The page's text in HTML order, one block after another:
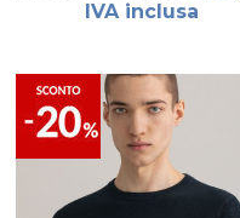
IVA inclusa